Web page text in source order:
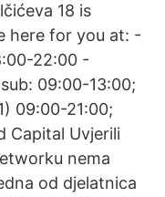
18 is
here for you at: -
22:00 -
09:00-13:00;
09:00-21:00;
Capital Uvjerili
nema
od djelatnica